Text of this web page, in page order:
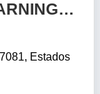
Estados